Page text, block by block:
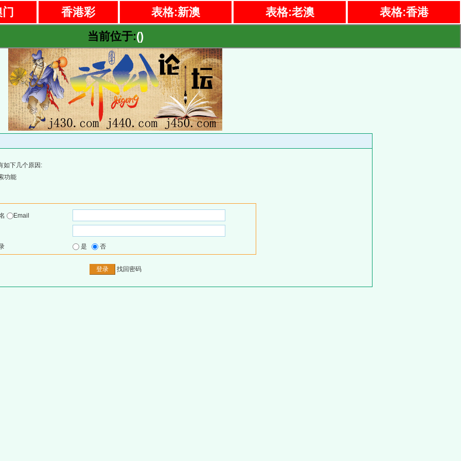
香港彩 表格:新澳 表格:老澳
表格:香港
当前位于:()
如下几个原因:
功能
Email
是 否
找回密码